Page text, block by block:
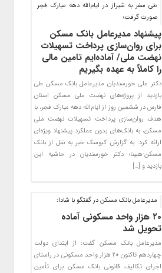
طی سفر به شیراز در ایام‌الله دهه مبارک فجر
صورت گرفت؛
پیشنهاد مدیرعامل بانک مسکن
برای روان‌سازی پرداخت تسهیلات
نهضت ملی/ آماده‌ایم تامین مالی
را کاملاً به عهده بگیریم
دکتر علی خورسندیان مدیرعامل بانک مسکن طی
بازدید از پروژه‌های نهضت ملی مسکن استان
فارس در ششمین روز از ایام‌الله دهه مبارک فجر، با
هدف روان‌سازی پرداخت تسهیلات نهضت ملی
مسکن، به بانک‌های بدون عملکرد پیشنهاد ویژه‌ای
ارائه کرد. به گزارش کیوسک خبر به نقل از بانک
مسکن-هیبنا؛ دکتر خورسندیان در حاشیه این
بازدید و […]
مدیرعامل بانک مسکن در گفتگو با شادا:
۲۰ هزار واحد مسکونی آماده
تحویل شد
مدیرعامل بانک مسکن گفت: از ابتدای دولت
چهاردهم تاکنون ۲۰ هزار واحد مسکونی در راستای
اجرای تکالیف قانونی بانک مسکن برای تأمین